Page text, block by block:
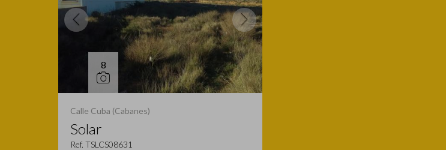
8
Calle Cuba (Cabanes)
Solar
Ref. TSLCS08631